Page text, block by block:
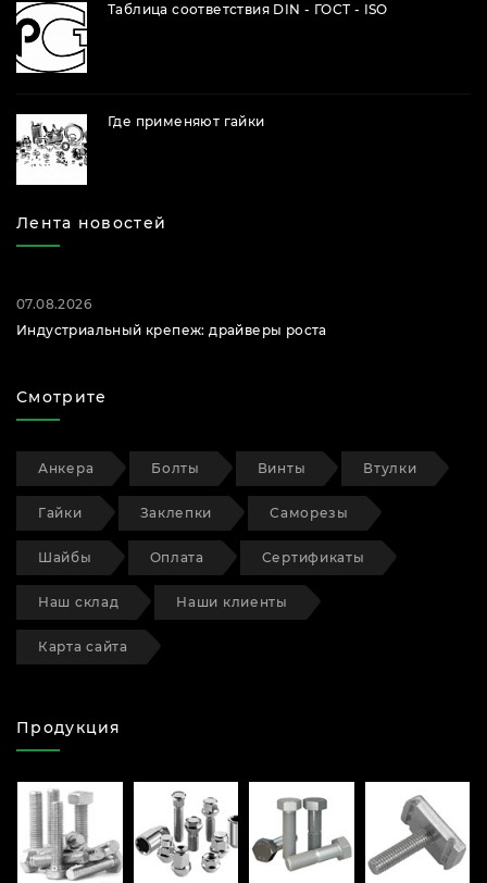
Таблица соответствия DIN - ГОСТ - ISO
Где применяют гайки
Лента новостей
07.08.2026
Индустриальный крепеж: драйверы роста
Смотрите
Анкера Болты Винты Втулки
Гайки Заклепки Саморезы
Шайбы Оплата Сертификаты
Наш склад Наши клиенты
Карта сайта
Продукция